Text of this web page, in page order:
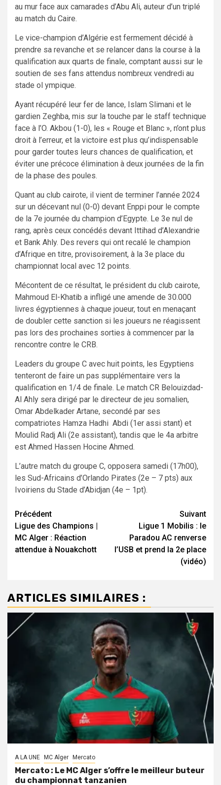
au mur face aux camarades d’Abu Ali, auteur d’un triplé
au match du Caire.
Le vice-champion d’Algérie est fermement décidé à
prendre sa revanche et se relancer dans la course à la
qualification aux quarts de finale, comptant aussi sur le
soutien de ses fans attendus nombreux vendredi au
stade ol ympique.
Ayant récupéré leur fer de lance, Islam Slimani et le
gardien Zeghba, mis sur la touche par le staff technique
face à l’O. Akbou (1-0), les « Rouge et Blanc », n’ont plus
droit à l’erreur, et la victoire est plus qu’indispensable
pour garder toutes leurs chances de qualification, et
éviter une précoce élimination à deux journées de la fin
de la phase des poules.
Quant au club cairote, il vient de terminer l’année 2024
sur un décevant nul (0-0) devant Enppi pour le compte
de la 7e journée du champion d’Egypte. Le 3e nul de
rang, après ceux concédés devant Ittihad d’Alexandrie
et Bank Ahly. Des revers qui ont recalé le champion
d’Afrique en titre, provisoirement, à la 3e place du
championnat local avec 12 points.
Mécontent de ce résultat, le président du club cairote,
Mahmoud El-Khatib a infligé une amende de 30.000
livres égyptiennes à chaque joueur, tout en menaçant
de doubler cette sanction si les joueurs ne réagissent
pas lors des prochaines sorties à commencer par la
rencontre contre le CRB.
Leaders du groupe C avec huit points, les Egyptiens
tenteront de faire un pas supplémentaire vers la
qualification en 1/4 de finale. Le match CR Belouizdad-
Al Ahly sera dirigé par le directeur de jeu somalien,
Omar Abdelkader Artane, secondé par ses
compatriotes Hamza Hadhi Abdi (1er assi stant) et
Moulid Radj Ali (2e assistant), tandis que le 4a arbitre
est Ahmed Hassen Hocine Ahmed.
L’autre match du groupe C, opposera samedi (17h00),
les Sud-Africains d’Orlando Pirates (2e – 7 pts) aux
Ivoiriens du Stade d’Abidjan (4e – 1pt).
Navigation
d’article
Précédent
Ligue des Champions |
MC Alger : Réaction
attendue à Nouakchott
Suivant
Ligue 1 Mobilis : le
Paradou AC renverse
l’USB et prend la 2e place
(vidéo)
ARTICLES SIMILAIRES :
A LA UNE MC Alger Mercato
Mercato : Le MC Alger s’offre le meilleur buteur
du championnat tanzanien